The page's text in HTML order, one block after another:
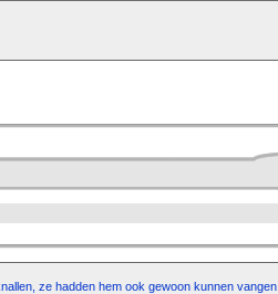
ze hadden hem ook gewoon kunnen vangen..